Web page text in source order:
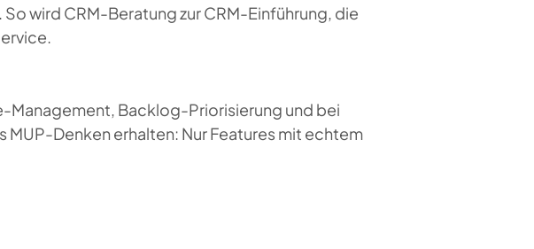
wird CRM-Beratung zur CRM-Einführung, die
Management, Backlog-Priorisierung und bei
Denken erhalten: Nur Features mit echtem